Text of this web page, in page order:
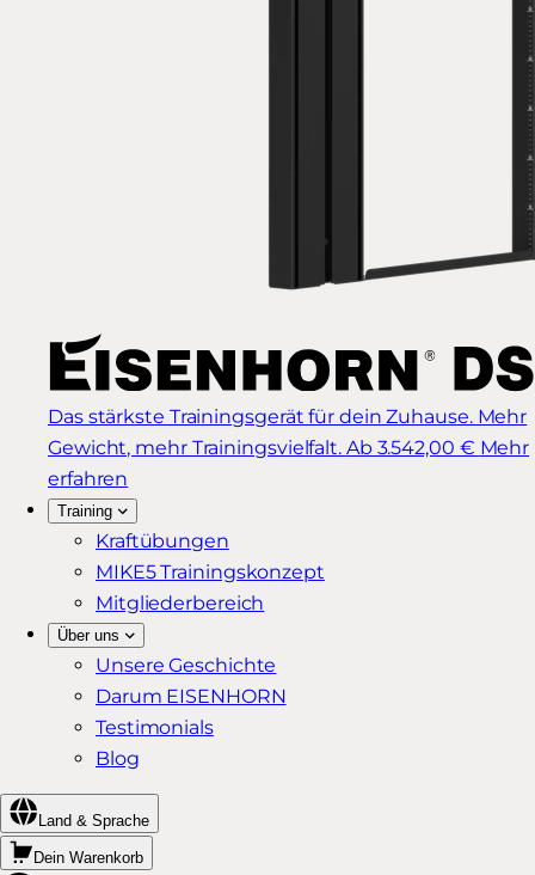
Das stärkste Trainingsgerät für dein Zuhause. Mehr
Gewicht, mehr Trainingsvielfalt. Ab 3.542,00 € Mehr
erfahren
Training
Kraftübungen
MIKE5 Trainingskonzept
Mitgliederbereich
Über uns
Unsere Geschichte
Darum EISENHORN
Testimonials
Blog
Land & Sprache
Dein Warenkorb